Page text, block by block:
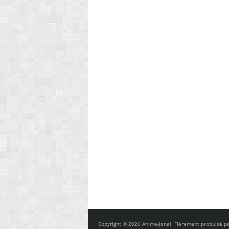
Copyright © 2026 Anime-janai. Fièrement propulsé